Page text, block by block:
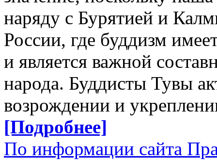
наряду с Бурятией и
России, где буддизм
и является важной
народа. Буддисты Тувы
возрождении и
[Подробнее]
По информации сайта